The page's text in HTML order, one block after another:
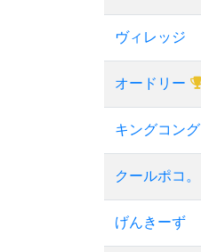
ヴィレッジ
オードリー
キングコング
クールポコ。
げんきーず